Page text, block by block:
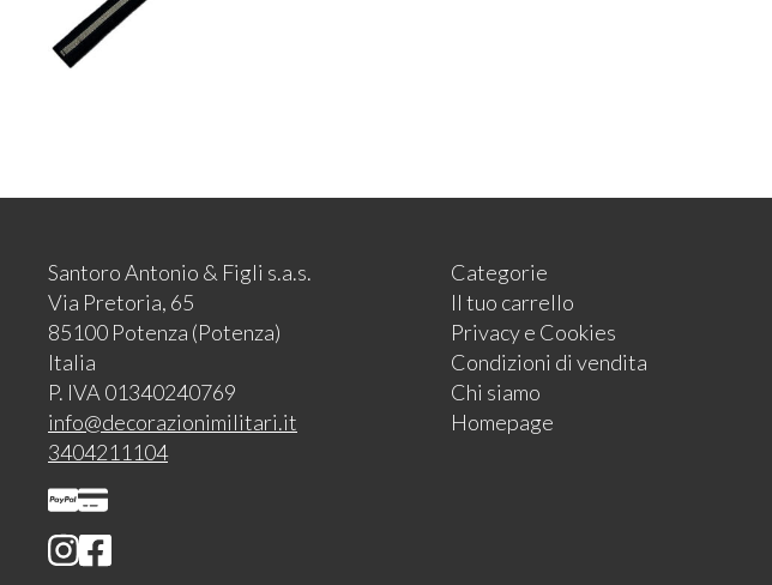
Santoro Antonio & Figli s.a.s.
Via Pretoria, 65
85100 Potenza (Potenza)
Italia
P. IVA 01340240769
info@decorazionimilitari.it
3404211104
Categorie
Il tuo carrello
Privacy e Cookies
Condizioni di vendita
Chi siamo
Homepage